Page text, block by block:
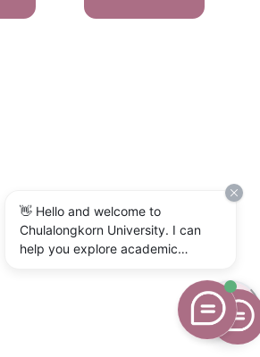
👋 Hello and welcome to
Chulalongkorn University. I can
help you explore academic